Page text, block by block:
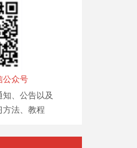
公众号
知、公告以及
方法、教程